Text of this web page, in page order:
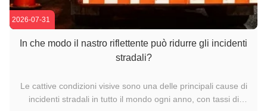
2026-07-31
In che modo il nastro riflettente può ridurre gli incidenti
stradali?
Le cattive condizioni visive sono una delle principali cause di
incidenti stradali in tutto il mondo ogni anno, con tassi di